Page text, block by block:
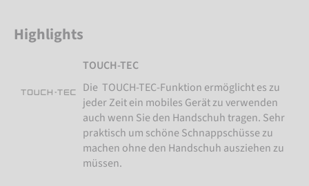
Highlights
TOUCH-TEC
Die TOUCH-TEC-Funktion ermöglicht es zu
jeder Zeit ein mobiles Gerät zu verwenden
auch wenn Sie den Handschuh tragen. Sehr
praktisch um schöne Schnappschüsse zu
machen ohne den Handschuh ausziehen zu
müssen.